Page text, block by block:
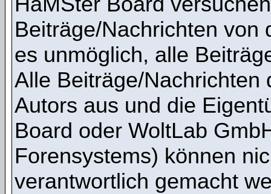
Beiträge/Nachrichten von
es unmöglich, alle
Alle Beiträge/Nachrichten
Autors aus und die
Board oder WoltLab
Forensystems) können
verantwortlich gemacht